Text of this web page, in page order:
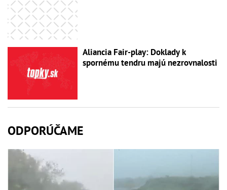
Aliancia Fair-play: Doklady k
spornému tendru majú nezrovnalosti
ODPORÚČAME